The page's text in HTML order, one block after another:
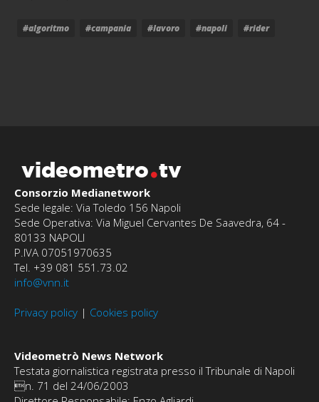
#algoritmo #campania #lavoro #napoli #rider
videometro tv
Consorzio Medianetwork
Sede legale: Via Toledo 156 Napoli
Sede Operativa: Via Miguel Cervantes De Saavedra, 64 -
80133 NAPOLI
P.IVA 07051970635
Tel. +39 081 551.73.02
info@vnn.it
Privacy policy | Cookies policy
Videometrò News Network
Testata giornalistica registrata presso il Tribunale di Napoli
n. 71 del 24/06/2003